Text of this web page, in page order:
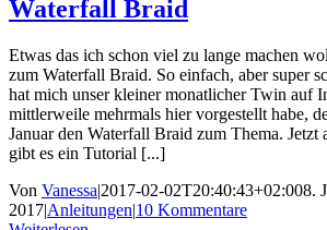
Waterfall Braid
Etwas das ich schon viel zu lange machen
zum Waterfall Braid. So einfach, aber super
hat mich unser kleiner monatlicher Twin auf
mittlerweile mehrmals hier vorgestellt habe,
Januar den Waterfall Braid zum Thema. Jetzt
gibt es ein Tutorial [...]
Von Vanessa|2017-02-02T20:40:43+02:008.
2017|Anleitungen|10 Kommentare